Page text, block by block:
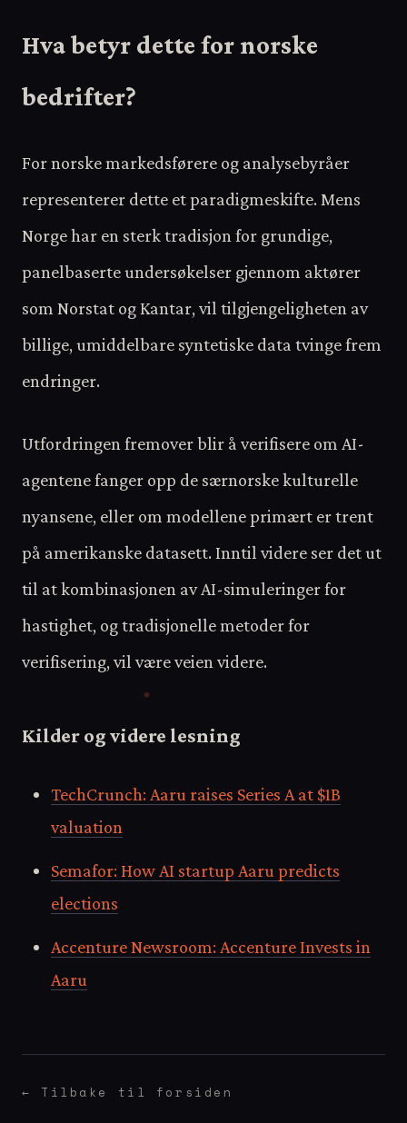
Hva betyr dette for norske
bedrifter?
For norske markedsførere og analysebyråer
representerer dette et paradigmeskifte. Mens
Norge har en sterk tradisjon for grundige,
panelbaserte undersøkelser gjennom aktører
som Norstat og Kantar, vil tilgjengeligheten av
billige, umiddelbare syntetiske data tvinge frem
endringer.
Utfordringen fremover blir å verifisere om AI-
agentene fanger opp de særnorske kulturelle
nyansene, eller om modellene primært er trent
på amerikanske datasett. Inntil videre ser det ut
til at kombinasjonen av AI-simuleringer for
hastighet, og tradisjonelle metoder for
verifisering, vil være veien videre.
Kilder og videre lesning
TechCrunch: Aaru raises Series A at $1B
valuation
Semafor: How AI startup Aaru predicts
elections
Accenture Newsroom: Accenture Invests in
Aaru
← Tilbake til forsiden